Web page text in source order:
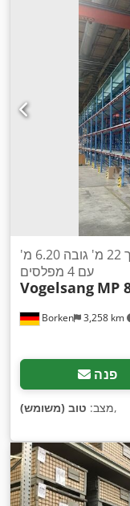
Borken 3,258 km
מדף למשטחים באורך 22 מ' גובה 6.20 מ'
עם 4 מפלסים
Vogelsang MP
פנה
מצב: טוב (משומש) ,